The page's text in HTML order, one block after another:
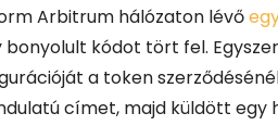
Arbitrum hálózaton lévő
bonyolult kódot tört fel.
a token
címet, majd küldött